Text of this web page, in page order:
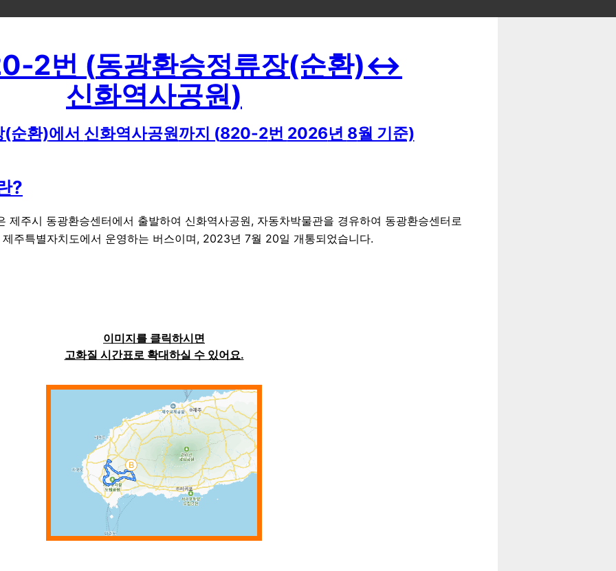
2번 (동광환승정류장(순환)↔
신화역사공원)
(순환)에서 신화역사공원까지 (820-2번 2026년 8월 기준)
?
제주시 동광환승센터에서 출발하여 신화역사공원, 자동차박물관을 경유하여 동광환승센터로
주특별자치도에서 운영하는 버스이며, 2023년 7월 20일 개통되었습니다.
이미지를 클릭하시면
고화질 시간표로 확대하실 수 있어요.